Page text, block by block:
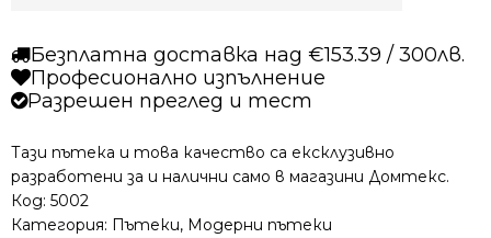
Безплатна доставка над €153.39 / 300лв.
Професионално изпълнение
Разрешен преглед и тест
Тази пътека и това качество са ексклузивно
разработени за и налични само в магазини Домтекс.
Код: 5002
Категория: Пътеки, Модерни пътеки